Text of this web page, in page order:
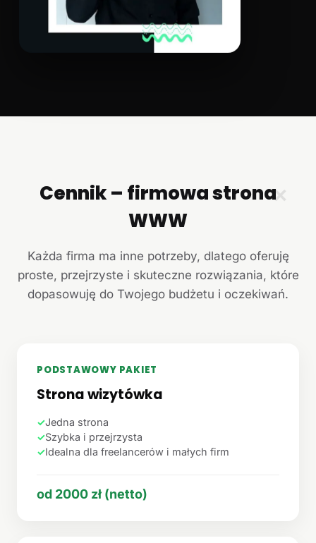
✕
Cennik – firmowa strona
WWW
Każda firma ma inne potrzeby, dlatego oferuję
proste, przejrzyste i skuteczne rozwiązania, które
dopasowuję do Twojego budżetu i oczekiwań.
PODSTAWOWY PAKIET
Strona wizytówka
✓Jedna strona
✓Szybka i przejrzysta
✓Idealna dla freelancerów i małych firm
od 2000 zł (netto)